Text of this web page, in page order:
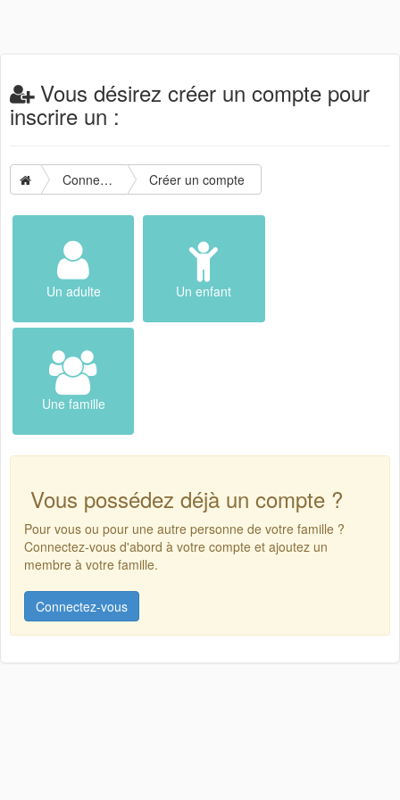
Vous désirez créer un compte pour
inscrire un :
Connexion Créer un compte
Un adulte Un enfant
Une famille
Vous possédez déjà un compte ?
Pour vous ou pour une autre personne de votre famille ?
Connectez-vous d'abord à votre compte et ajoutez un
membre à votre famille.
Connectez-vous